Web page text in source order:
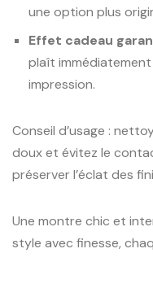
une option plus
Effet cadeau
plaît
impression.
Conseil d’usage :
doux et évitez le
préserver l’éclat des
Une montre chic et
style avec finesse,